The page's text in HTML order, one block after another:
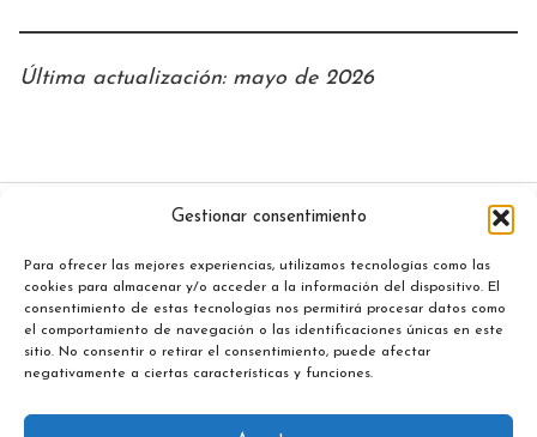
Gestionar consentimiento
Para ofrecer las mejores experiencias, utilizamos tecnologías como las
cookies para almacenar y/o acceder a la información del dispositivo. El
consentimiento de estas tecnologías nos permitirá procesar datos como
el comportamiento de navegación o las identificaciones únicas en este
sitio. No consentir o retirar el consentimiento, puede afectar
negativamente a ciertas características y funciones.
Última actualización: mayo de 2026
Políticas de Privacidad
Contacto